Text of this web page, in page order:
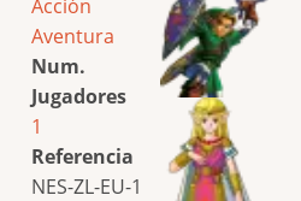
Acción
Aventura
Num.
Jugadores
1
Referencia
NES-ZL-EU-1